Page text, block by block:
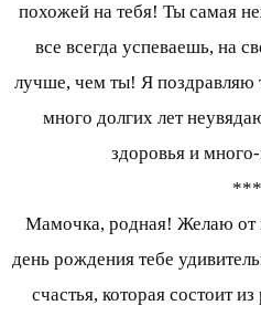
похожей на тебя! Ты самая
все всегда успеваешь, на
лучше, чем ты! Я поздравляю
много долгих лет
здоровья и
***
Мамочка, родная! Желаю от
день рождения тебе
счастья, которая состоит